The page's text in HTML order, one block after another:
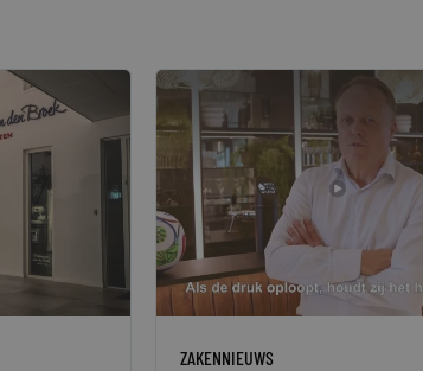
ZAKENNIEUWS